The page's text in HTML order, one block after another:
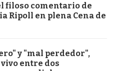
filoso comentario de
Ripoll en plena Cena de
y "mal perdedor",
entre dos